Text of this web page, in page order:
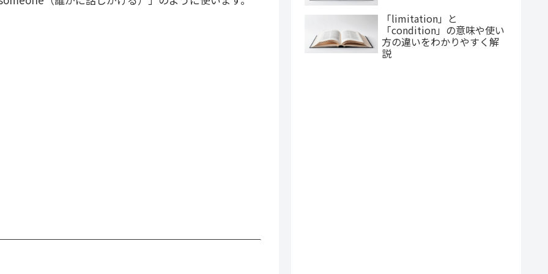
「limitation」と
「condition」の意味や使い
方の違いをわかりやすく解
説